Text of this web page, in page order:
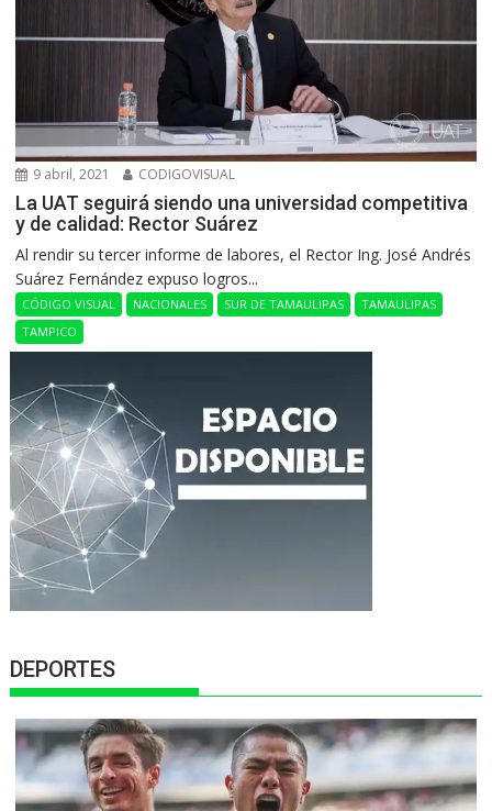
9 abril, 2021 CODIGOVISUAL
La UAT seguirá siendo una universidad competitiva
y de calidad: Rector Suárez
Al rendir su tercer informe de labores, el Rector Ing. José Andrés
Suárez Fernández expuso logros...
CÓDIGO VISUAL NACIONALES SUR DE TAMAULIPAS
TAMAULIPAS
TAMPICO
DEPORTES